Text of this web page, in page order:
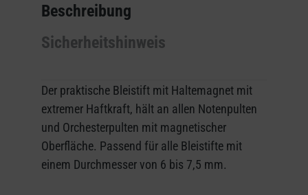
Beschreibung
Sicherheitshinweis
Der praktische Bleistift mit Haltemagnet mit
extremer Haftkraft, hält an allen Notenpulten
und Orchesterpulten mit magnetischer
Oberfläche. Passend für alle Bleistifte mit
einem Durchmesser von 6 bis 7,5 mm.